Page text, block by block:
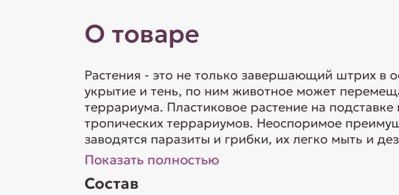
О товаре
Растения - это не только завершающий штрих
укрытие и тень, по ним животное может
террариума. Пластиковое растение на
тропических террариумов. Неоспоримое
заводятся паразиты и грибки, их легко мыть и
Показать полностью
Состав